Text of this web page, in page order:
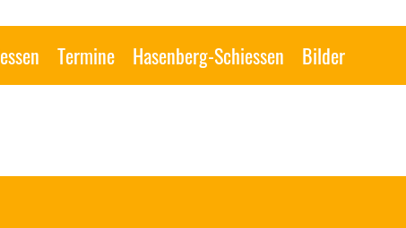
Termine Hasenberg-Schiessen Bilder